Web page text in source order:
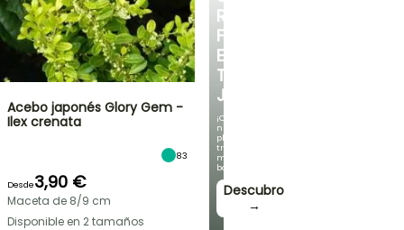
RINCÓN
FRESCO
EN
TU
JARDÍN
¡Con
nuestras
plantas
trepadoras
más
bonitas!
Descubro
→
Acebo japonés Glory Gem -
Ilex crenata
83
Desde3,90 €
Maceta de 8/9 cm
Disponible en 2 tamaños